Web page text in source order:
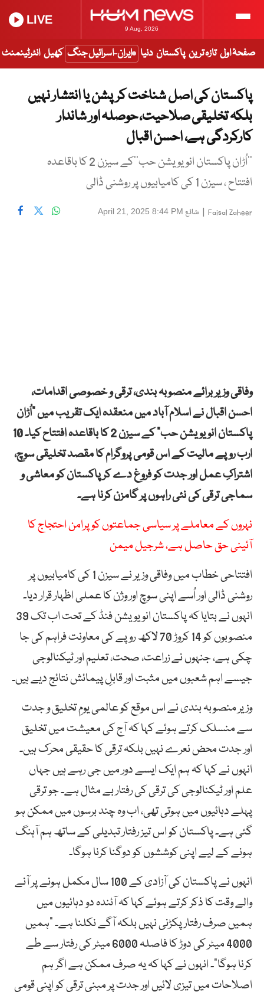
9 Aug, 2026
LIVE
صفحۂ اول تازہ ترین پاکستان دنیا ایران-اسرائیل جنگ کھیل انٹرٹینمنٹ
پاکستان کی اصل شناخت کرپشن یا انتشار نہیں
بلکہ تخلیقی صلاحیت، حوصلہ اور شاندار
کارکردگی ہے، احسن اقبال
’’اُڑان پاکستان انویویشن حب‘‘کے سیزن 2 کا باقاعدہ
افتتاح ، سیزن 1 کی کامیابیوں پر روشنی ڈالی
Faisal Zaheer
| شائع April 21, 2025 8:44 PM
وفاقی وزیر برائے منصوبہ بندی، ترقی و خصوصی اقدامات،
احسن اقبال نے اسلام آباد میں منعقدہ ایک تقریب میں “اُڑان
پاکستان انویویشن حب” کے سیزن 2 کا باقاعدہ افتتاح کیا۔ 10
ارب روپے مالیت کے اس قومی پروگرام کا مقصد تخلیقی سوچ،
اشتراکِ عمل اور جدت کو فروغ دے کر پاکستان کو معاشی و
سماجی ترقی کی نئی راہوں پر گامزن کرنا ہے۔
نہروں کے معاملے پر سیاسی جماعتوں کو پرامن احتجاج کا
آئینی حق حاصل ہے، شرجیل میمن
افتتاحی خطاب میں وفاقی وزیر نے سیزن 1 کی کامیابیوں پر
روشنی ڈالی اور اُسے اپنی سوچ اور وژن کا عملی اظہار قرار دیا۔
انہوں نے بتایا کہ پاکستان انویویشن فنڈ کے تحت اب تک 39
منصوبوں کو 14 کروڑ 70 لاکھ روپے کی معاونت فراہم کی جا
چکی ہے، جنہوں نے زراعت، صحت، تعلیم اور ٹیکنالوجی
جیسے اہم شعبوں میں مثبت اور قابلِ پیمائش نتائج دیے ہیں۔
وزیر منصوبہ بندی نے اس موقع کو عالمی یومِ تخلیق و جدت
سے منسلک کرتے ہوئے کہا کہ آج کی معیشت میں تخلیق
اور جدت محض نعرے نہیں بلکہ ترقی کا حقیقی محرک ہیں۔
انہوں نے کہا کہ ہم ایک ایسے دور میں جی رہے ہیں جہاں
علم اور ٹیکنالوجی کی ترقی کی رفتار بے مثال ہے۔ جو ترقی
پہلے دہائیوں میں ہوتی تھی، اب وہ چند برسوں میں ممکن ہو
گئی ہے۔ پاکستان کو اس تیز رفتار تبدیلی کے ساتھ ہم آہنگ
ہونے کے لیے اپنی کوششوں کو دوگنا کرنا ہوگا۔
انہوں نے پاکستان کی آزادی کے 100 سال مکمل ہونے پر آنے
والے وقت کا ذکر کرتے ہوئے کہا کہ آئندہ دو دہائیوں میں
ہمیں صرف رفتار پکڑنی نہیں بلکہ آگے نکلنا ہے۔ “ہمیں
4000 میٹر کی دوڑ کا فاصلہ 6000 میٹر کی رفتار سے طے
کرنا ہوگا”۔ انہوں نے کہا کہ یہ صرف ممکن ہے اگر ہم
اصلاحات میں تیزی لائیں اور جدت پر مبنی ترقی کو اپنی قومی